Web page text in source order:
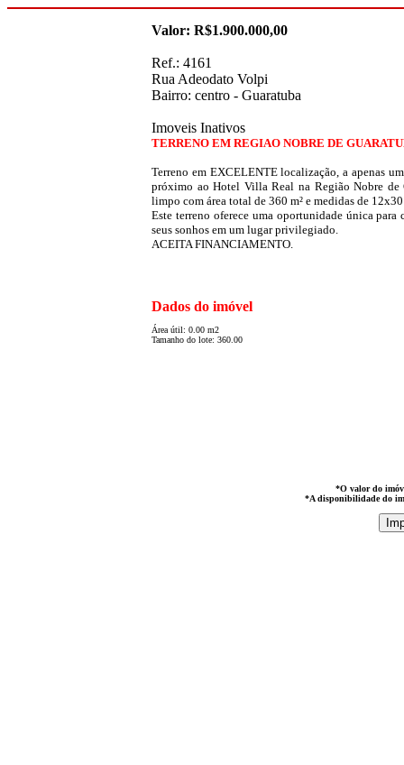
Valor: R$1.900.000,00
Ref.: 4161
Rua Adeodato Volpi
Bairro: centro - Guaratuba
Imoveis Inativos
TERRENO EM REGIAO NOBRE DE
Terreno em EXCELENTE localização, a apenas
próximo ao Hotel Villa Real na Região Nobre de
limpo com área total de 360 m² e medidas de
Este terreno oferece uma oportunidade única para
seus sonhos em um lugar privilegiado.
ACEITA FINANCIAMENTO.
Dados do imóvel
Área útil: 0.00 m2
Tamanho do lote: 360.00
*O valor do
*A disponibilidade do